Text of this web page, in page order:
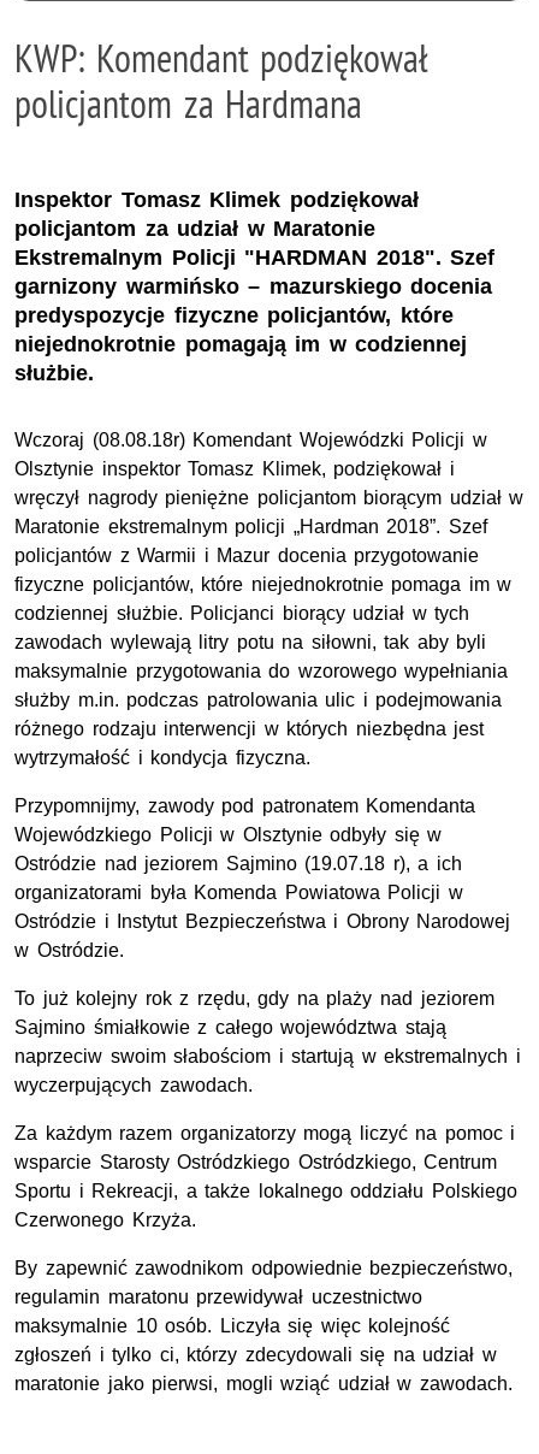
KWP: Komendant podziękował
policjantom za Hardmana
Inspektor Tomasz Klimek podziękował
policjantom za udział w Maratonie
Ekstremalnym Policji "HARDMAN 2018". Szef
garnizony warmińsko – mazurskiego docenia
predyspozycje fizyczne policjantów, które
niejednokrotnie pomagają im w codziennej
służbie.
Wczoraj (08.08.18r) Komendant Wojewódzki Policji w
Olsztynie inspektor Tomasz Klimek, podziękował i
wręczył nagrody pieniężne policjantom biorącym udział w
Maratonie ekstremalnym policji „Hardman 2018”. Szef
policjantów z Warmii i Mazur docenia przygotowanie
fizyczne policjantów, które niejednokrotnie pomaga im w
codziennej służbie. Policjanci biorący udział w tych
zawodach wylewają litry potu na siłowni, tak aby byli
maksymalnie przygotowania do wzorowego wypełniania
służby m.in. podczas patrolowania ulic i podejmowania
różnego rodzaju interwencji w których niezbędna jest
wytrzymałość i kondycja fizyczna.
Przypomnijmy, zawody pod patronatem Komendanta
Wojewódzkiego Policji w Olsztynie odbyły się w
Ostródzie nad jeziorem Sajmino (19.07.18 r), a ich
organizatorami była Komenda Powiatowa Policji w
Ostródzie i Instytut Bezpieczeństwa i Obrony Narodowej
w Ostródzie.
To już kolejny rok z rzędu, gdy na plaży nad jeziorem
Sajmino śmiałkowie z całego województwa stają
naprzeciw swoim słabościom i startują w ekstremalnych i
wyczerpujących zawodach.
Za każdym razem organizatorzy mogą liczyć na pomoc i
wsparcie Starosty Ostródzkiego Ostródzkiego, Centrum
Sportu i Rekreacji, a także lokalnego oddziału Polskiego
Czerwonego Krzyża.
By zapewnić zawodnikom odpowiednie bezpieczeństwo,
regulamin maratonu przewidywał uczestnictwo
maksymalnie 10 osób. Liczyła się więc kolejność
zgłoszeń i tylko ci, którzy zdecydowali się na udział w
maratonie jako pierwsi, mogli wziąć udział w zawodach.